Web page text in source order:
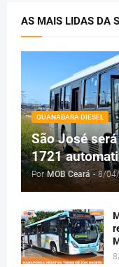
AS MAIS LIDAS DA
GUANABARA DIESEL
São José
1721
Por MOB Ceará - 8/